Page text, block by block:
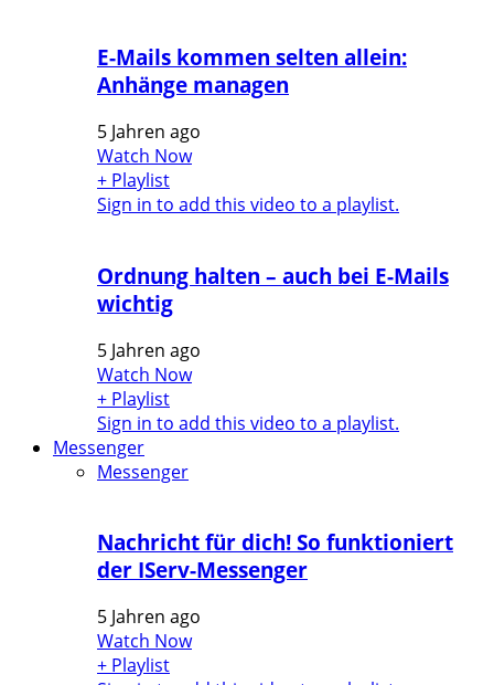
E-Mails kommen selten allein:
Anhänge managen
5 Jahren ago
Watch Now
+ Playlist
Sign in to add this video to a playlist.
Ordnung halten – auch bei E-Mails
wichtig
5 Jahren ago
Watch Now
+ Playlist
Sign in to add this video to a playlist.
Messenger
Messenger
Nachricht für dich! So funktioniert
der IServ-Messenger
5 Jahren ago
Watch Now
+ Playlist